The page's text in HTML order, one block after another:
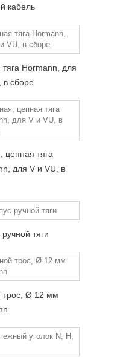
кабель
тяга Hormann, для
в сборе
цепная тяга
для V и VU, в
тяги
трос, Ø 12 мм